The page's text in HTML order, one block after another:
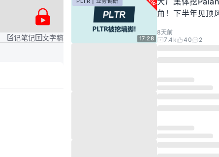
记笔记 文字稿 17:28
角！下半年见顶
还要投资吗？
8天前
7.4k
40 2